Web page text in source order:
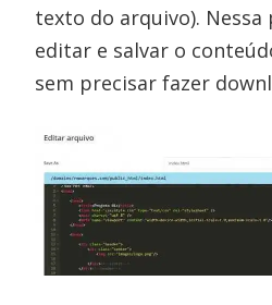
texto do arquivo). Nessa
editar e salvar o
sem precisar fazer